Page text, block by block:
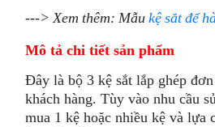
---> Xem thêm: Mẫukệ sắt để
Mô tả chi tiết sản phẩm
Đây là bộ 3 kệ sắt lắp ghép
khách hàng. Tùy vào nhu cầu
mua 1 kệ hoặc nhiều kệ và lựa